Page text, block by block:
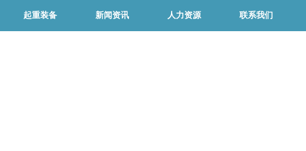
起重装备 新闻资讯 人力资源 联系我们